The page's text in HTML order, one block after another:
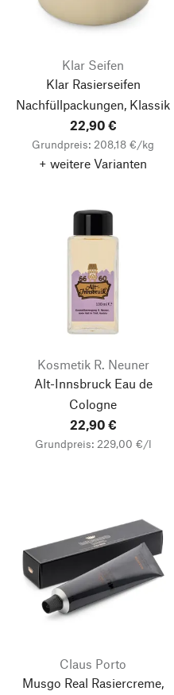
Klar Seifen
Klar Rasierseifen
Nachfüllpackungen, Klassik
22,90 €
Grundpreis: 208,18 €/kg
+ weitere Varianten
Kosmetik R. Neuner
Alt-Innsbruck Eau de
Cologne
22,90 €
Grundpreis: 229,00 €/l
Claus Porto
Musgo Real Rasiercreme,